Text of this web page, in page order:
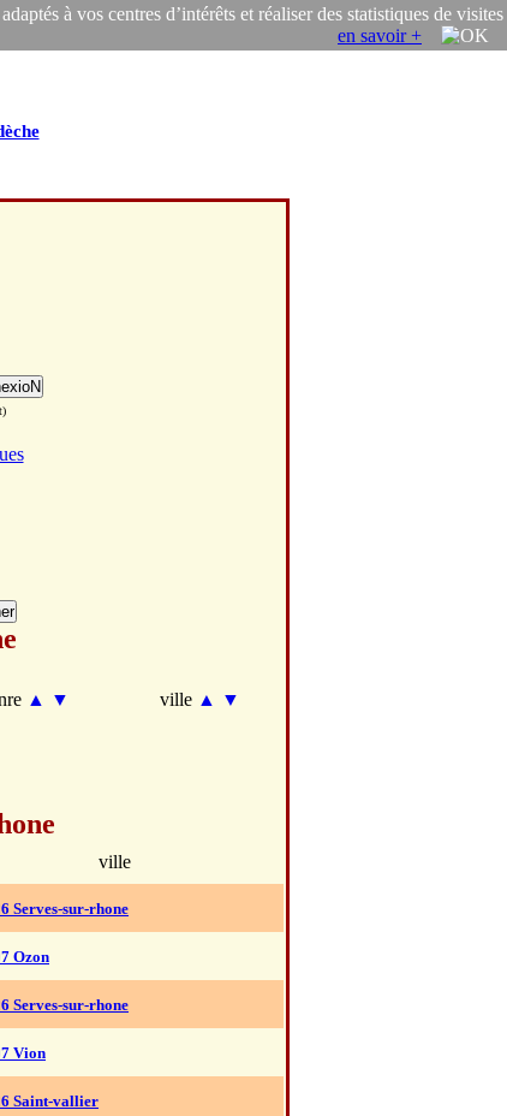
à vos centres d’intérêts et réaliser des statistiques de visites
en savoir +
▲ ▼ ville ▲ ▼
ville
Serves-sur-rhone
Ozon
Serves-sur-rhone
Vion
Saint-vallier